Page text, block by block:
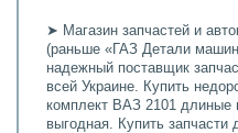
➤ Магазин запчастей и
(раньше «ГАЗ Детали
надежный поставщик
всей Украине. Купить
комплект ВАЗ 2101 длиные
выгодная. Купить запчасти